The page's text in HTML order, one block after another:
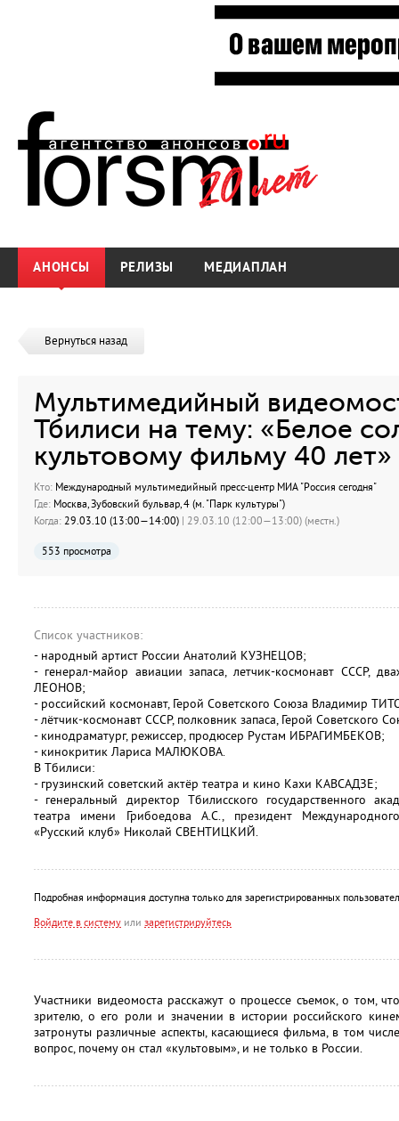
АНОНСЫ РЕЛИЗЫ МЕДИАПЛАН
Вернуться назад
Мультимедийный
Тбилиси на тему: «Белое
культовому фильму 40 лет»
Кто: Международный мультимедийный пресс-центр МИА "Россия сегодня"
Где: Москва, Зубовский бульвар, 4 (м. "Парк культуры")
Когда: 29.03.10 (13:00—14:00) | 29.03.10 (12:00—13:00) (местн.)
553 просмотра
Список участников:
- народный артист России Анатолий КУЗНЕЦОВ;
- генерал-майор авиации запаса, летчик-космонавт СССР,
ЛЕОНОВ;
- российский космонавт, Герой Советского Союза Владимир
- лётчик-космонавт СССР, полковник запаса, Герой Советского
- кинодраматург, режиссер, продюсер Рустам ИБРАГИМБЕКОВ;
- кинокритик Лариса МАЛЮКОВА.
В Тбилиси:
- грузинский советский актёр театра и кино Кахи КАВСАДЗЕ;
- генеральный директор Тбилисского государственного
театра имени Грибоедова А.С., президент Международного
«Русский клуб» Николай СВЕНТИЦКИЙ.
Подробная информация доступна только для зарегистрированных
Войдите в систему или зарегистрируйтесь
Участники видеомоста расскажут о процессе съемок, о том,
зрителю, о его роли и значении в истории российского
затронуты различные аспекты, касающиеся фильма, в том
вопрос, почему он стал «культовым», и не только в России.